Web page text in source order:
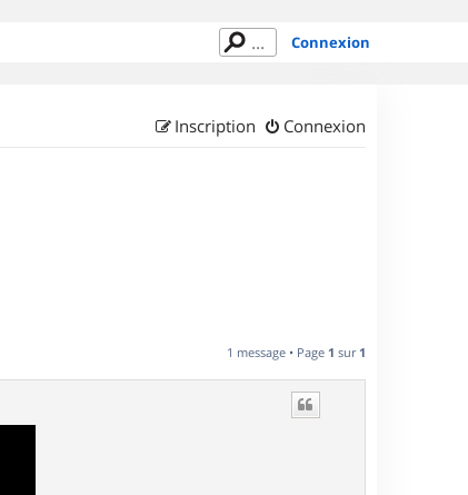
Connexion
Connexion
Inscription
1 message • Page 1 sur 1